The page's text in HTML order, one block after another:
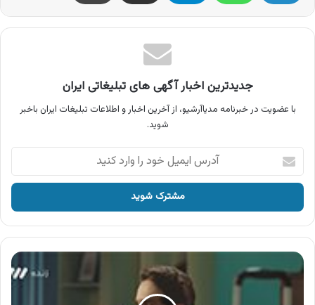
جدیدترین اخبار آگهی های تبلیغاتی ایران
با عضویت در خبرنامه مدیاآرشیو، از آخرین اخبار و اطلاعات تبلیغات ایران باخبر
شوید.
آدرس
ایمیل
خود
وارد
کنید
آگهی
اپلیکیشن
هف